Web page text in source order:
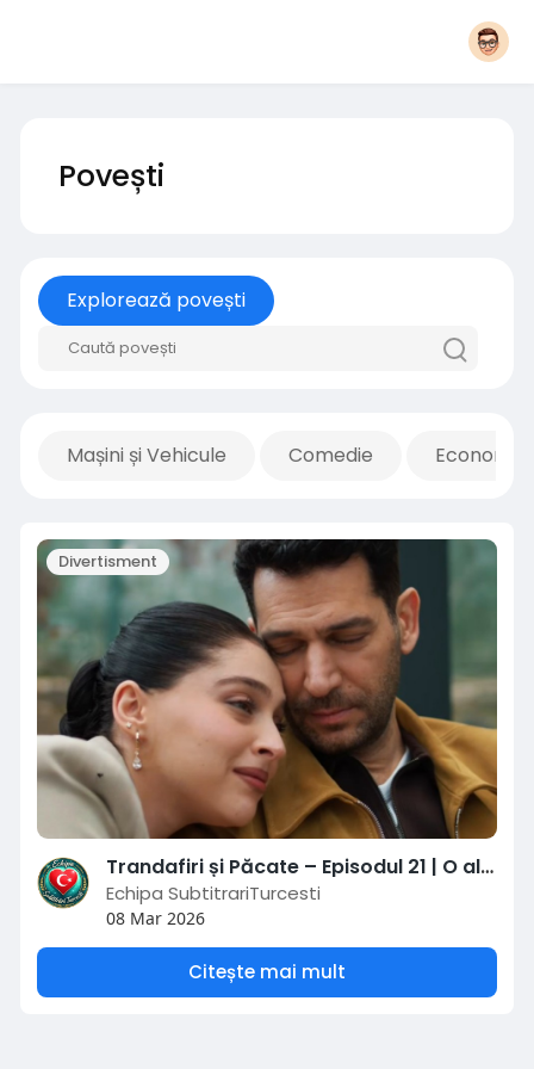
Povești
Explorează povești
Mașini și Vehicule Comedie
Divertisment
Trandafiri și Păcate – Episodul 21 | O alegere care schimbă totul
Echipa SubtitrariTurcesti
08 Mar 2026
Citește mai mult